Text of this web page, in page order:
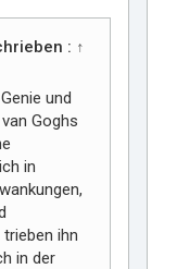
: ↑
und
Goghs
in
ihn
in der